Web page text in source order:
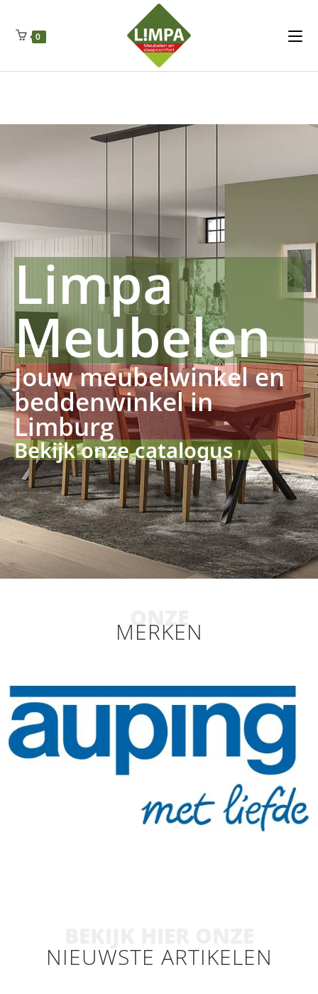
Regenschut
Drueckerpro
Fettsauren Dekemax Kapselmed
Luftkuhlen Zauberfan Netzfenste Insektensc
0
Limpa
Meubelen
Jouw meubelwinkel en
beddenwinkel in
Limburg
Bekijk onze catalogus
ONZE
MERKEN
NIEUWSTE ARTIKELEN